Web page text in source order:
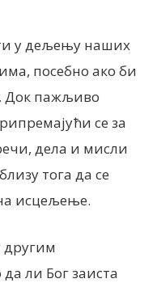
у дељењу наших
посебно ако би
Док пажљиво
се за
дела и мисли
тога да се
исцељење.
другим
ли Бог заиста